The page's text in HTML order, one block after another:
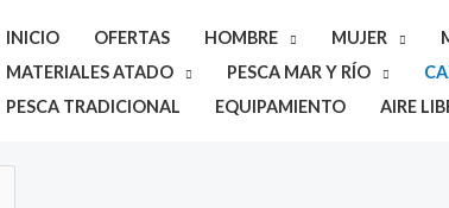
INICIO OFERTAS HOMBRE MUJER
MATERIALES ATADO
PESCA MAR Y RÍO
PESCA TRADICIONAL
EQUIPAMIENTO AIRE